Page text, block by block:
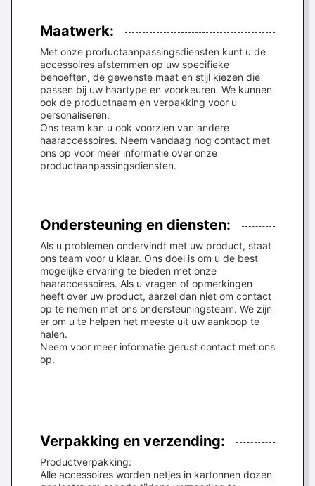
Maatwerk:
Met onze productaanpassingsdiensten kunt u de
accessoires afstemmen op uw specifieke
behoeften, de gewenste maat en stijl kiezen die
passen bij uw haartype en voorkeuren. We kunnen
ook de productnaam en verpakking voor u
personaliseren.
Ons team kan u ook voorzien van andere
haaraccessoires. Neem vandaag nog contact met
ons op voor meer informatie over onze
productaanpassingsdiensten.
Ondersteuning en diensten:
Als u problemen ondervindt met uw product, staat
ons team voor u klaar. Ons doel is om u de best
mogelijke ervaring te bieden met onze
haaraccessoires. Als u vragen of opmerkingen
heeft over uw product, aarzel dan niet om contact
op te nemen met ons ondersteuningsteam. We zijn
er om u te helpen het meeste uit uw aankoop te
halen.
Neem voor meer informatie gerust contact met ons
op.
Verpakking en verzending:
Productverpakking:
Alle accessoires worden netjes in kartonnen dozen